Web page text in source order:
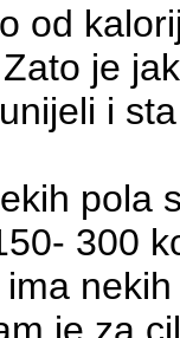
od
je
i
pola
300
je za